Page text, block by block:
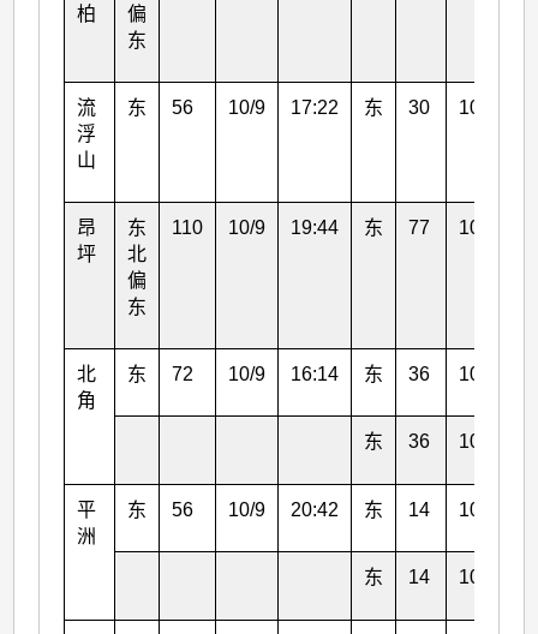
柏
偏
东
流
浮
山
东 56 10/9 17:22 东 30 10/9
昂
坪
东
北
偏
东
110 10/9 19:44 东 77 10/9
北
角
东 72 10/9 16:14 东 36 10/9
东 36 10/9
平
洲
东 56 10/9 20:42 东 14 10/9
东 14 10/9